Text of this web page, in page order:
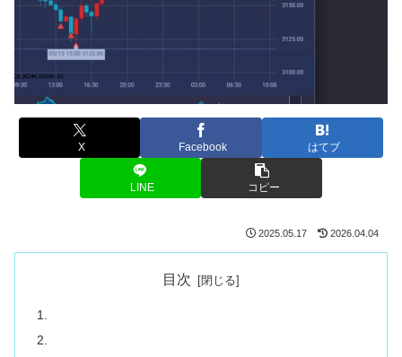
X Facebook はてブ
LINE コピー
2025.05.17 2026.04.04
目次